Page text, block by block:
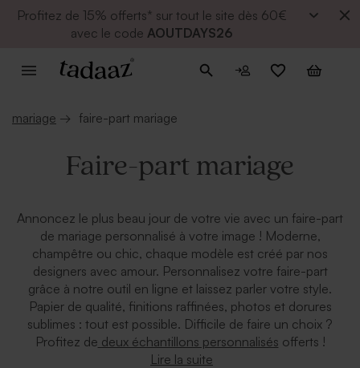
Profitez de 15% offerts* sur tout le site dès 60€
avec le code AOUTDAYS26
mariage → faire-part mariage
Faire-part mariage
Annoncez le plus beau jour de votre vie avec un faire-part
de mariage personnalisé à votre image ! Moderne,
champêtre ou chic, chaque modèle est créé par nos
designers avec amour. Personnalisez votre faire-part
grâce à notre outil en ligne et laissez parler votre style.
Papier de qualité, finitions raffinées, photos et dorures
sublimes : tout est possible. Difficile de faire un choix ?
Profitez de deux échantillons personnalisés offerts !
Lire la suite